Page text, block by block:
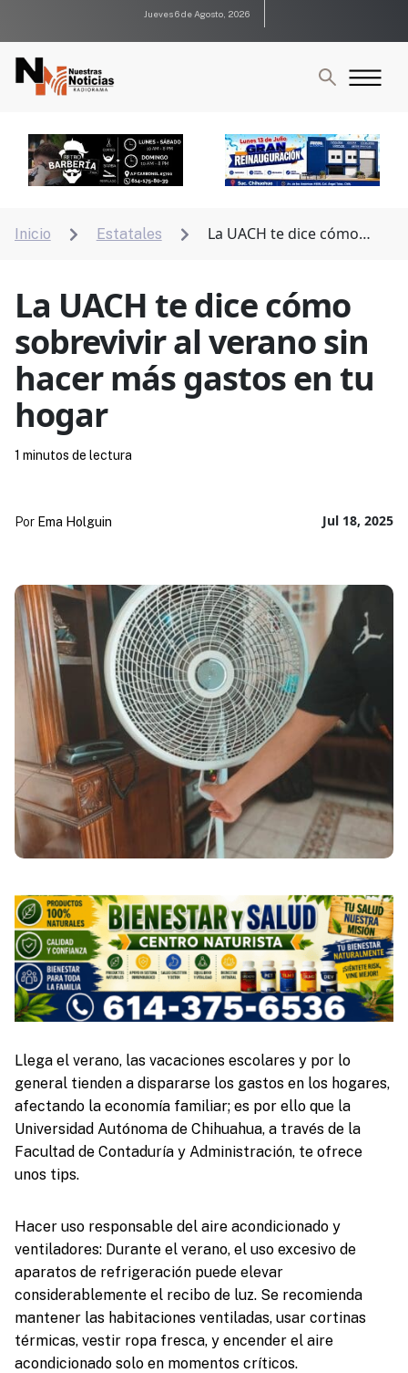
Jueves 6 de Agosto, 2026
Inicio  Estatales 
La UACH te dice cómo
La UACH te dice cómo
sobrevivir al verano sin
hacer más gastos en tu
hogar
Jul 18, 2025
Por Ema Holguin
1 minutos de lectura
Llega el verano, las vacaciones escolares y por lo
general tienden a dispararse los gastos en los hogares,
afectando la economía familiar; es por ello que la
Universidad Autónoma de Chihuahua, a través de la
Facultad de Contaduría y Administración, te ofrece
unos tips.
Hacer uso responsable del aire acondicionado y
ventiladores: Durante el verano, el uso excesivo de
aparatos de refrigeración puede elevar
considerablemente el recibo de luz. Se recomienda
mantener las habitaciones ventiladas, usar cortinas
térmicas, vestir ropa fresca, y encender el aire
acondicionado solo en momentos críticos.